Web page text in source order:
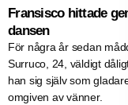
Fransisco hittade
dansen
För några år sedan
Surruco, 24, väldigt
han sig själv som
omgiven av vänner.